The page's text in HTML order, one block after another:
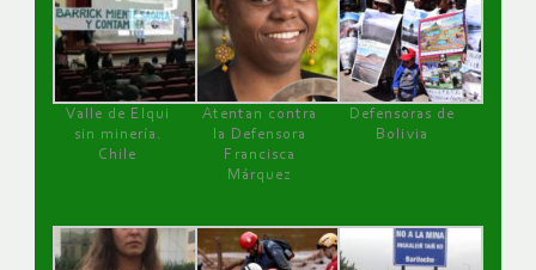
Valle de Elqui
sin minería.
Chile
Atentan contra
la Defensora
Francisca
Márquez
Defensoras de
Bolivia